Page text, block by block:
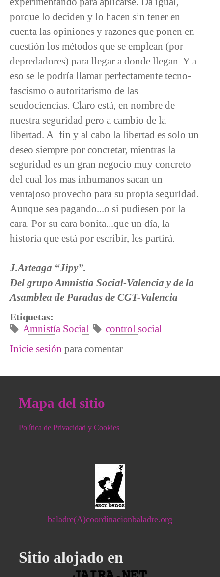
porque lo deciden y lo hacen sin tener en
cuenta las opiniones y razones que ponen en
cuestión los métodos que se emplean (por
depredadores) para llegar a donde llegan. Y a
eso se le podría llamar perfectamente tecno-
fascismo o autoritarismo de las
seudociencias. Claro está, en nombre de
nuestra seguridad pero a cambio de la
libertad. Al fin y al cabo la libertad es solo un
deseo siempre por concretar, mientras la
seguridad es un gran negocio muy concreto
del cual los mas inhumanos sacan un
ventajoso provecho para su propia seguridad.
Aunque sea pagando...o si pudiesen por la
cara. Por su cara bonita...que un día, la
historia que está por escribir, les partirá.
J.Arteaga “Jipy”.
Del grupo Amnistía Social-Valencia y de la
Asamblea de Paradas de CGT-Valencia
Etiquetas:
Amnistía Social
control social
Inicie sesión para comentar
Mapa del sitio
Política de Privacidad y Cookies
baladre(A)coordinacionbaladre.org
Sitio alojado en